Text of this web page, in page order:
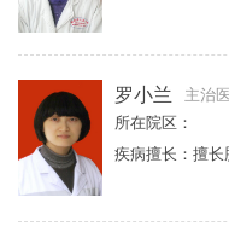
罗小兰
主治
所在院区：
疾病擅长：擅